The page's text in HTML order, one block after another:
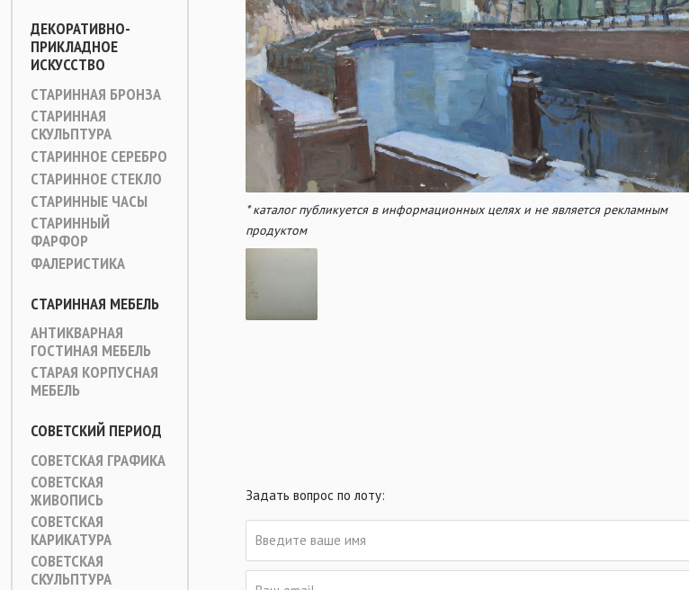
ДЕКОРАТИВНО-
ПРИКЛАДНОЕ
ИСКУССТВО
СТАРИННАЯ БРОНЗА
СТАРИННАЯ
СКУЛЬПТУРА
СТАРИННОЕ СЕРЕБРО
СТАРИННОЕ СТЕКЛО
СТАРИННЫЕ ЧАСЫ
СТАРИННЫЙ
ФАРФОР
ФАЛЕРИСТИКА
СТАРИННАЯ МЕБЕЛЬ
АНТИКВАРНАЯ
ГОСТИНАЯ МЕБЕЛЬ
СТАРАЯ КОРПУСНАЯ
МЕБЕЛЬ
СОВЕТСКИЙ ПЕРИОД
СОВЕТСКАЯ ГРАФИКА
СОВЕТСКАЯ
ЖИВОПИСЬ
СОВЕТСКАЯ
КАРИКАТУРА
СОВЕТСКАЯ
СКУЛЬПТУРА
* каталог публикуется в информационных целях и не является рекламным
продуктом
Задать вопрос по лоту: